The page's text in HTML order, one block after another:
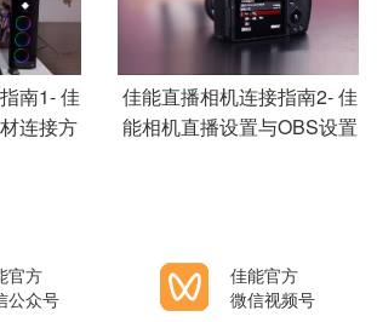
南1- 佳
连接方
佳能直播相机连接指南2- 佳
能相机直播设置与OBS设置
官方
公众号
佳能官方
微信视频号